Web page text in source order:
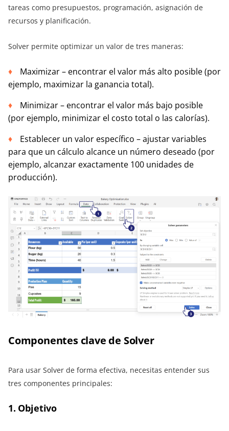
tareas como presupuestos, programación, asignación de
recursos y planificación.
Solver permite optimizar un valor de tres maneras:
Maximizar – encontrar el valor más alto posible (por
ejemplo, maximizar la ganancia total).
Minimizar – encontrar el valor más bajo posible
(por ejemplo, minimizar el costo total o las calorías).
Establecer un valor específico – ajustar variables
para que un cálculo alcance un número deseado (por
ejemplo, alcanzar exactamente 100 unidades de
producción).
Componentes clave de Solver
Para usar Solver de forma efectiva, necesitas entender sus
tres componentes principales:
1. Objetivo